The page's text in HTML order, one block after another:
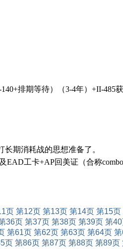
排期等待）（3-4年）+II-485
期消耗战的思想准备了。
工卡+AP回美证（合称
页 第12页 第13页 第14页 第15页
36页 第37页 第38页 第39页 第
第61页 第62页 第63页 第64页
页 第86页 第87页 第88页 第89页